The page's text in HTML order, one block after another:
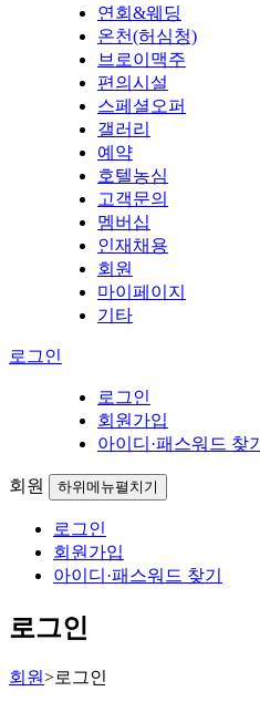
연회&웨딩
온천(허심청)
브로이맥주
편의시설
스페셜오퍼
갤러리
예약
호텔농심
고객문의
멤버십
인재채용
회원
마이페이지
기타
로그인
로그인
회원가입
아이디·패스워드 찾기
회원 하위메뉴펼치기
로그인
회원가입
아이디·패스워드 찾기
로그인
회원>로그인